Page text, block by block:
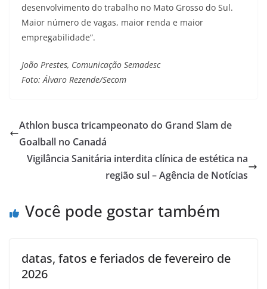
desenvolvimento do trabalho no Mato Grosso do Sul.
Maior número de vagas, maior renda e maior
empregabilidade”.
João Prestes, Comunicação Semadesc
Foto: Álvaro Rezende/Secom
Athlon busca tricampeonato do Grand Slam de
Goalball no Canadá
Vigilância Sanitária interdita clínica de estética na
região sul – Agência de Notícias
Você pode gostar também
datas, fatos e feriados de fevereiro de
2026